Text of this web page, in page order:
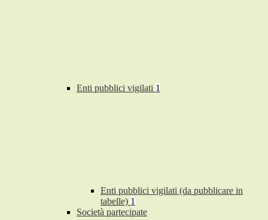
Enti pubblici vigilati 1
Enti pubblici vigilati (da pubblicare in
tabelle) 1
Società partecipate